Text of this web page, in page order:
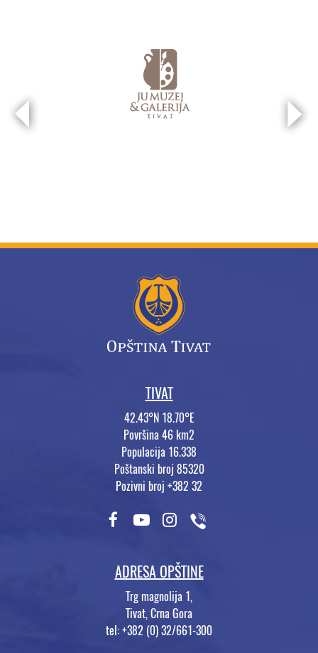
TIVAT
42.43°N 18.70°E
Površina 46 km2
Populacija 16.338
Poštanski broj 85320
Pozivni broj +382 32
ADRESA OPŠTINE
Trg magnolija 1,
Tivat, Crna Gora
tel: +382 (0) 32/661-300